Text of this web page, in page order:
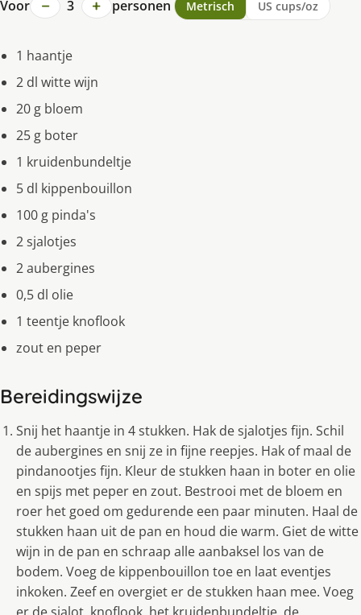
Voor − 3 + personen Metrisch US cups/oz
1 haantje
2 dl witte wijn
20 g bloem
25 g boter
1 kruidenbundeltje
5 dl kippenbouillon
100 g pinda's
2 sjalotjes
2 aubergines
0,5 dl olie
1 teentje knoflook
zout en peper
Bereidingswijze
Snij het haantje in 4 stukken. Hak de sjalotjes fijn. Schil
de aubergines en snij ze in fijne reepjes. Hak of maal de
pindanootjes fijn. Kleur de stukken haan in boter en olie
en spijs met peper en zout. Bestrooi met de bloem en
roer het goed om gedurende een paar minuten. Haal de
stukken haan uit de pan en houd die warm. Giet de witte
wijn in de pan en schraap alle aanbaksel los van de
bodem. Voeg de kippenbouillon toe en laat eventjes
inkoken. Zeef en overgiet er de stukken haan mee. Voeg